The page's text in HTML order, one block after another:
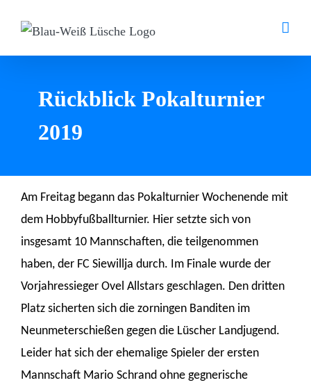
Inhalt
Rückblick Pokalturnier
2019
Am Freitag begann das Pokalturnier Wochenende mit
dem Hobbyfußballturnier. Hier setzte sich von
insgesamt 10 Mannschaften, die teilgenommen
haben, der FC Siewillja durch. Im Finale wurde der
Vorjahressieger Ovel Allstars geschlagen. Den dritten
Platz sicherten sich die zorningen Banditen im
Neunmeterschießen gegen die Lüscher Landjugend.
Leider hat sich der ehemalige Spieler der ersten
Mannschaft Mario Schrand ohne gegnerische